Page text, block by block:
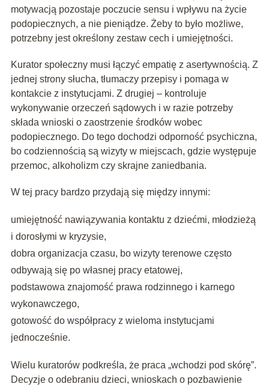
motywacją pozostaje poczucie sensu i wpływu na życie
podopiecznych, a nie pieniądze. Żeby to było możliwe,
potrzebny jest określony zestaw cech i umiejętności.
Kurator społeczny musi łączyć empatię z asertywnością. Z
jednej strony słucha, tłumaczy przepisy i pomaga w
kontakcie z instytucjami. Z drugiej – kontroluje
wykonywanie orzeczeń sądowych i w razie potrzeby
składa wnioski o zaostrzenie środków wobec
podopiecznego. Do tego dochodzi odporność psychiczna,
bo codziennością są wizyty w miejscach, gdzie występuje
przemoc, alkoholizm czy skrajne zaniedbania.
W tej pracy bardzo przydają się między innymi:
umiejętność nawiązywania kontaktu z dziećmi, młodzieżą
i dorosłymi w kryzysie,
dobra organizacja czasu, bo wizyty terenowe często
odbywają się po własnej pracy etatowej,
podstawowa znajomość prawa rodzinnego i karnego
wykonawczego,
gotowość do współpracy z wieloma instytucjami
jednocześnie.
Wielu kuratorów podkreśla, że praca „wchodzi pod skórę”.
Decyzje o odebraniu dzieci, wnioskach o pozbawienie